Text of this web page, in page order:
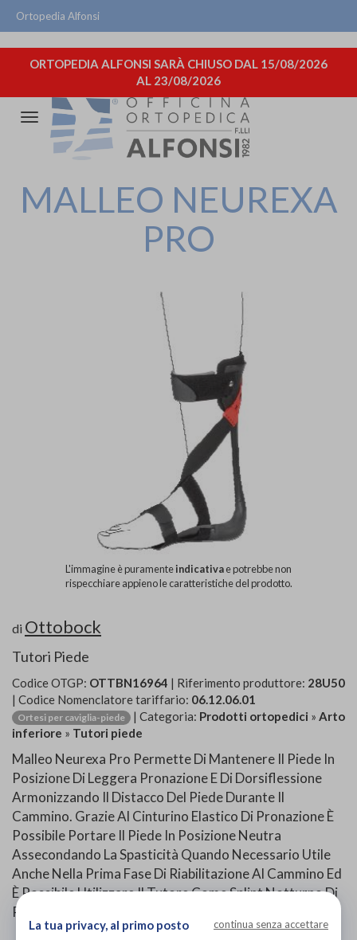
Ortopedia Alfonsi
ORTOPEDIA ALFONSI SARÀ CHIUSO DAL 15/08/2026
AL 23/08/2026
Attiva/disattiva
navigazione
MALLEO NEUREXA
PRO
L'immagine è puramenteindicativae potrebbe non
rispecchiare appieno le caratteristiche del prodotto.
di Ottobock
Tutori Piede
Codice OTGP: OTTBN16964 | Riferimento produttore: 28U50
| Codice Nomenclatore tariffario: 06.12.06.01
Ortesi per caviglia-piede | Categoria: Prodotti ortopedici » Arto
inferiore » Tutori piede
Malleo Neurexa Pro Permette Di Mantenere Il Piede In
Posizione Di Leggera Pronazione E Di Dorsiflessione
Armonizzando Il Distacco Del Piede Durante Il
Cammino. Grazie Al Cinturino Elastico Di Pronazione È
Possibile Portare Il Piede In Posizione Neutra
Assecondando La Spasticità Quando Necessario Utile
Anche Nella Prima Fase Di Riabilitazione Al Cammino Ed
È Possibile Utilizzare Il Tutore Come Splint Notturno Di
Posizionamento.
La tua privacy, al primo posto continua senza accettare